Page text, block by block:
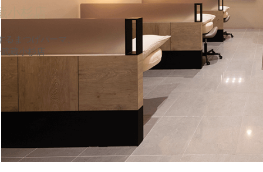
杉店
るまつげパーマ、
蔵小杉店